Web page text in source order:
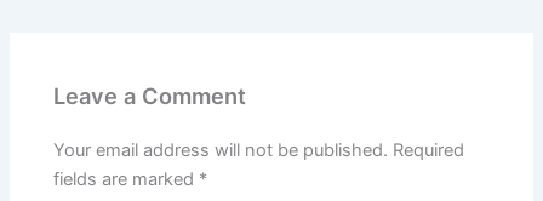
Leave a Comment
Your email address will not be published. Required
fields are marked *